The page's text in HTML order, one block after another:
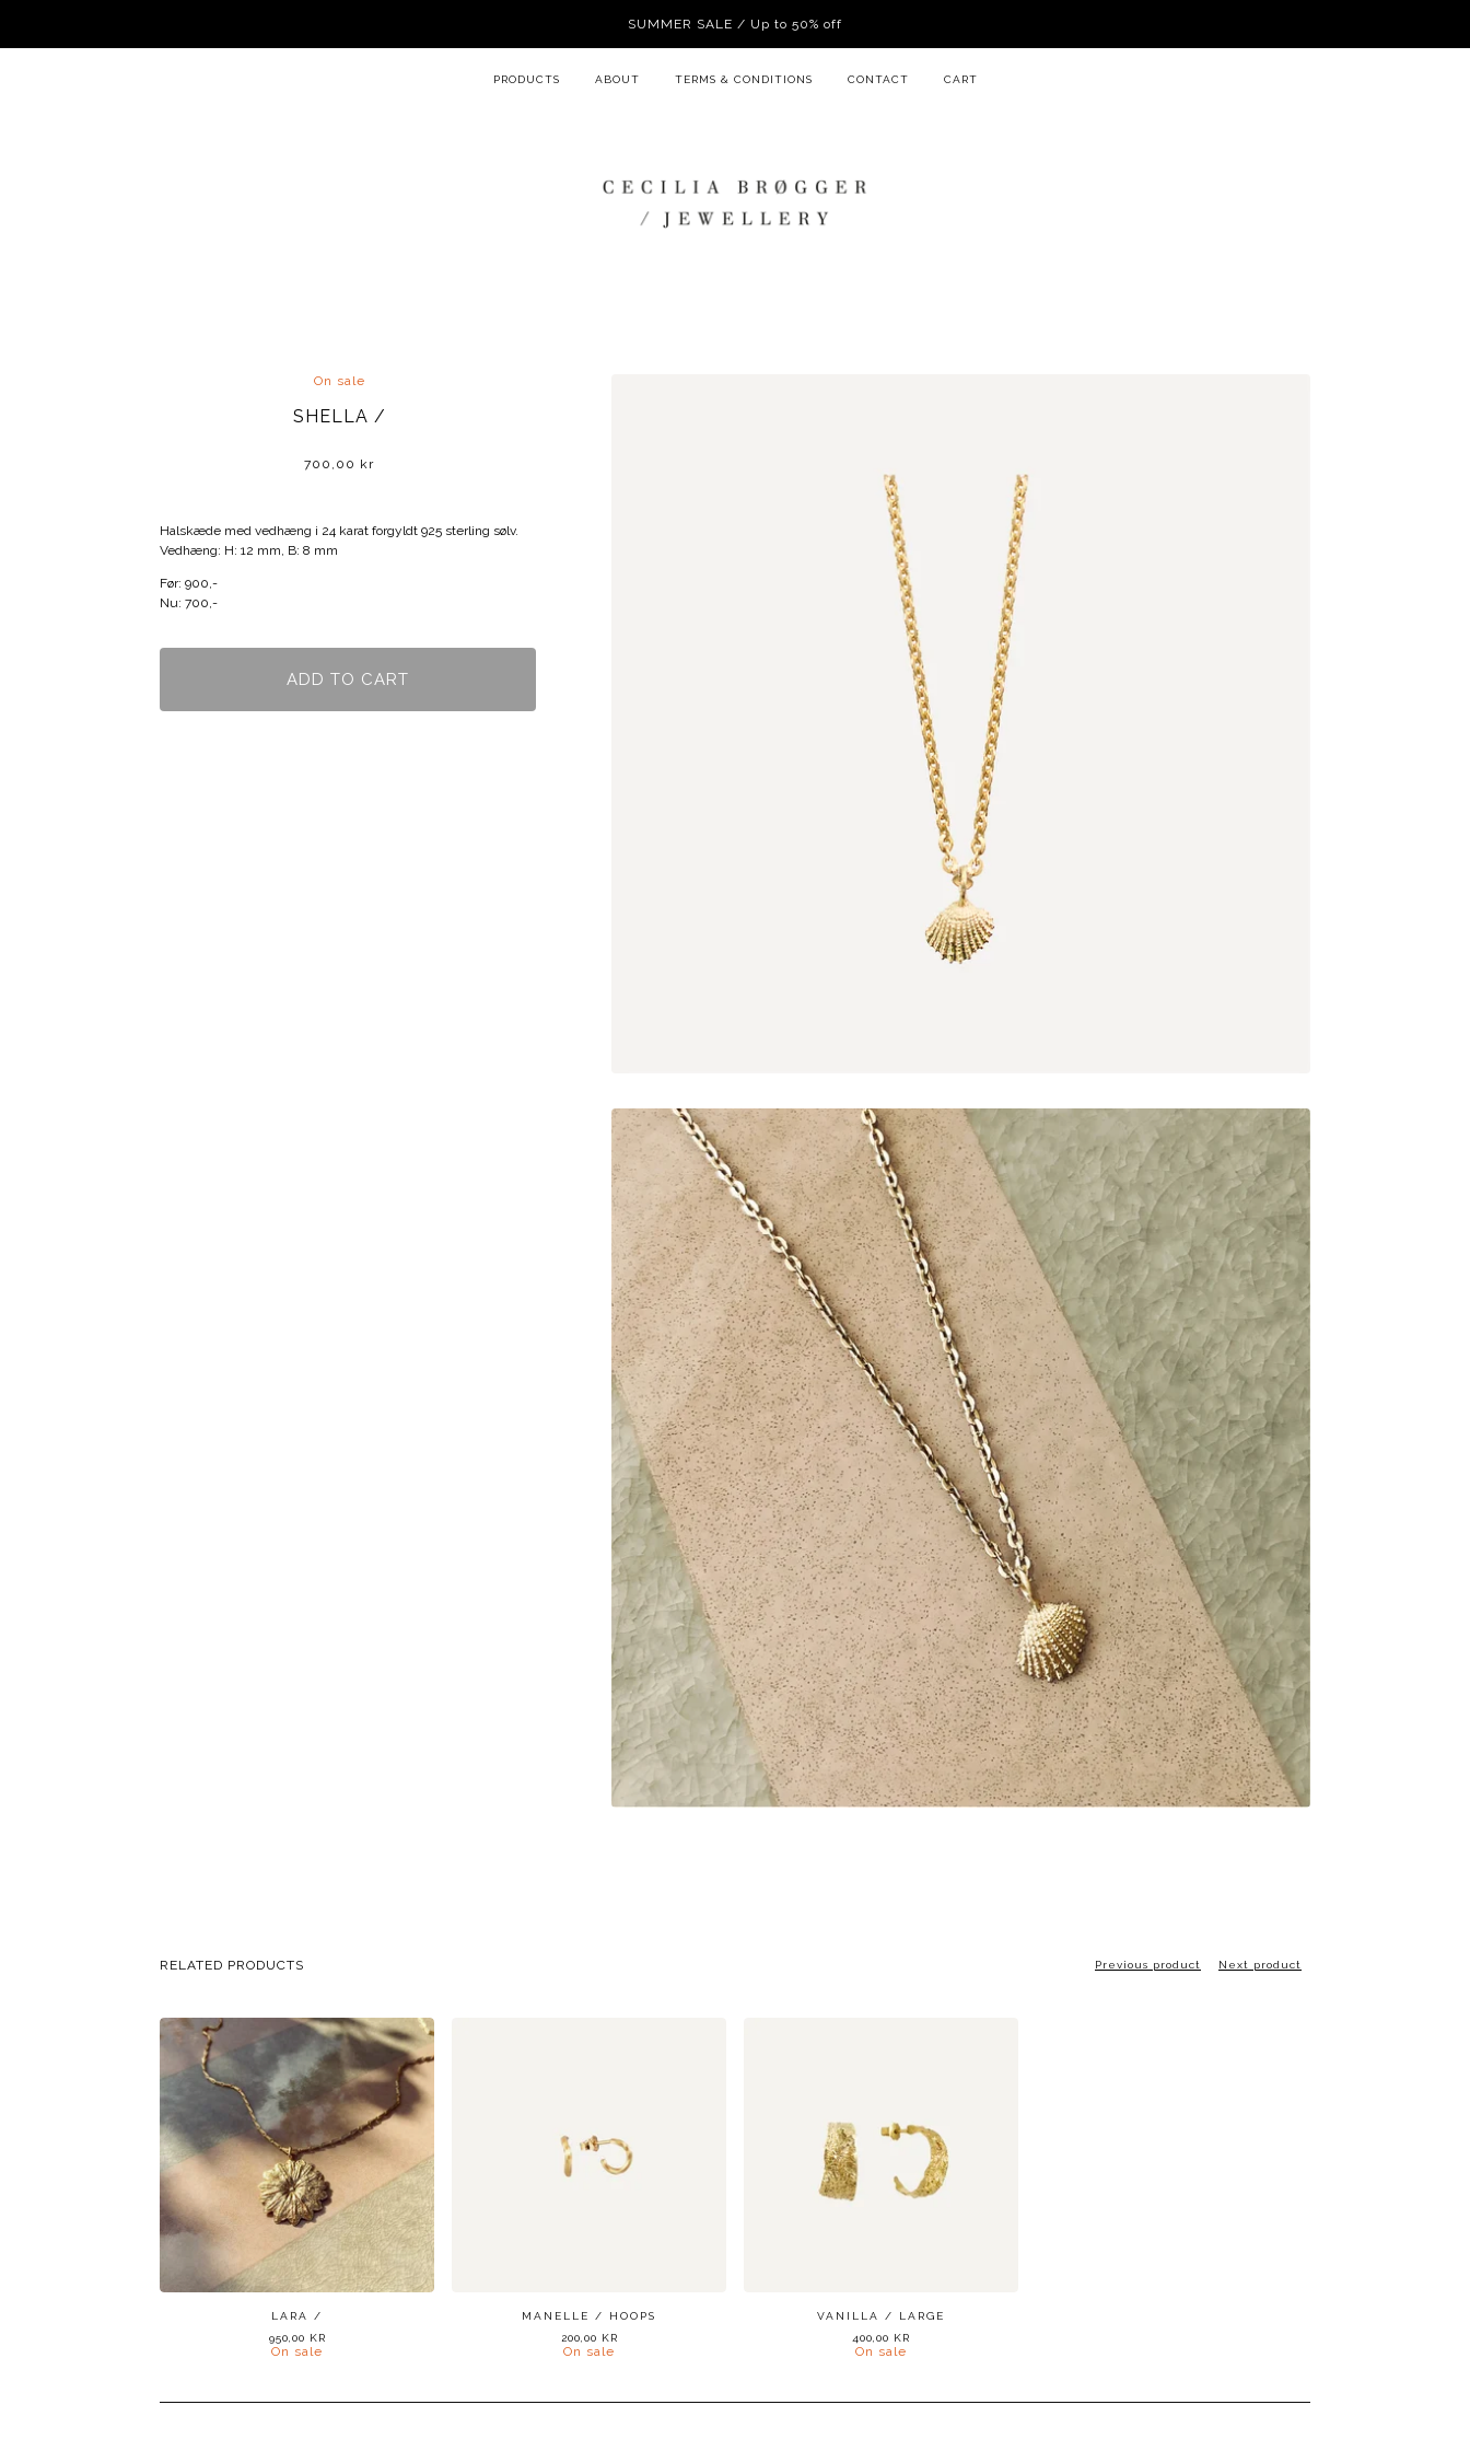
SUMMER SALE / Up to 50% off
PRODUCTS ABOUT TERMS & CONDITIONS CONTACT CART
On sale
SHELLA /
700,00 kr
Halskæde med vedhæng i 24 karat forgyldt 925 sterling sølv.
Vedhæng: H: 12 mm, B: 8 mm
Før: 900,-
Nu: 700,-
ADD TO CART
RELATED PRODUCTS Previous product Next product
LARA /
950,00 KR
On sale
MANELLE / HOOPS
200,00 KR
On sale
VANILLA / LARGE
400,00 KR
On sale